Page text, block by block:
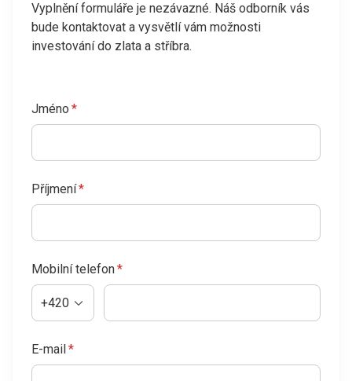
Vyplnění formuláře je nezávazné. Náš odborník vás
bude kontaktovat a vysvětlí vám možnosti
investování do zlata a stříbra.
Jméno *
Příjmení*
Mobilní telefon*
+420
E-mail*